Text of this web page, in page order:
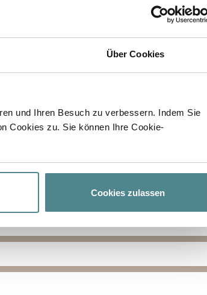
Über Cookies
und Ihren Besuch zu verbessern. Indem Sie
Cookies zu. Sie können Ihre Cookie-
Cookies zulassen